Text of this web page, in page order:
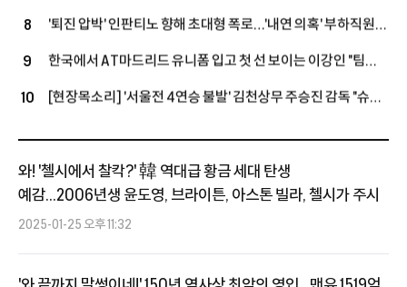
6000건'
8
'퇴진 압박' 인판티노 향해 초대형 폭로…'내연 의혹' 부하직원에
9
한국에서 AT마드리드 유니폼 입고 첫 선 보이는 이강인 "팀
10
[현장목소리] '서울전 4연승 불발' 김천상무 주승진 감독 "슈팅
와! '첼시에서 찰칵?' 韓 역대급 황금 세대 탄생
예감...2006년생 윤도영, 브라이튼, 아스톤 빌라, 첼시가 주시
2025-01-25 오후 11:32